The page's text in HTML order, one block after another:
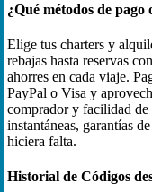
¿Qué métodos de
Elige tus charters y
rebajas hasta reservas
ahorres en cada viaje.
PayPal o Visa y
comprador y facilidad
instantáneas, garantías
hiciera falta.
Historial de Códigos